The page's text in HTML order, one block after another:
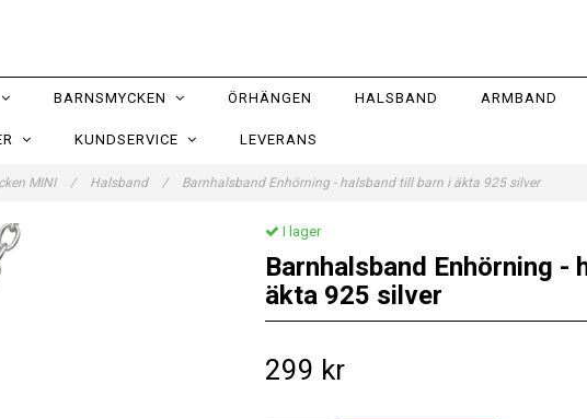
BARNSMYCKEN ÖRHÄNGEN HALSBAND ARMBAND
KUNDSERVICE LEVERANS
MINI / Halsband / Barnhalsband Enhörning - halsband till barn i äkta 925 silver
I lager
Barnhalsband Enhörning -
äkta 925 silver
299 kr